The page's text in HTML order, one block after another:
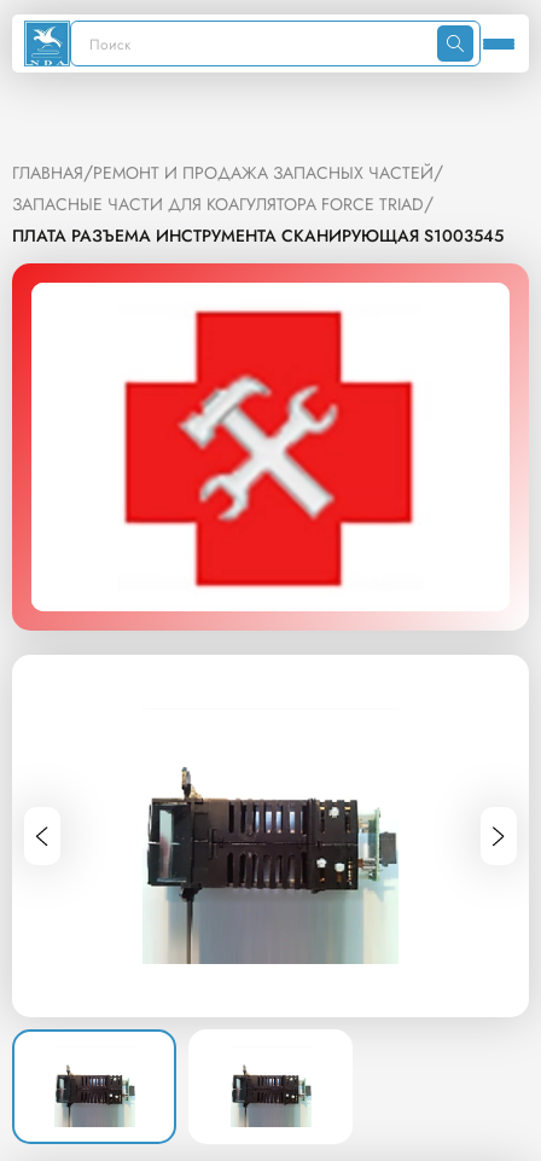
ГЛАВНАЯ/РЕМОНТ И ПРОДАЖА ЗАПАСНЫХ ЧАСТЕЙ/
ЗАПАСНЫЕ ЧАСТИ ДЛЯ КОАГУЛЯТОРА FORCE TRIAD/
ПЛАТА РАЗЪЕМА ИНСТРУМЕНТА СКАНИРУЮЩАЯ S1003545